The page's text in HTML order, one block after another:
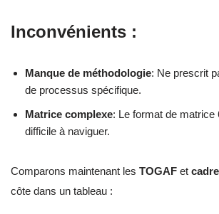
Inconvénients :
Manque de méthodologie: Ne prescrit
de processus spécifique.
Matrice complexe: Le format de matrice
difficile à naviguer.
Comparons maintenant les TOGAF et
côte dans un tableau :